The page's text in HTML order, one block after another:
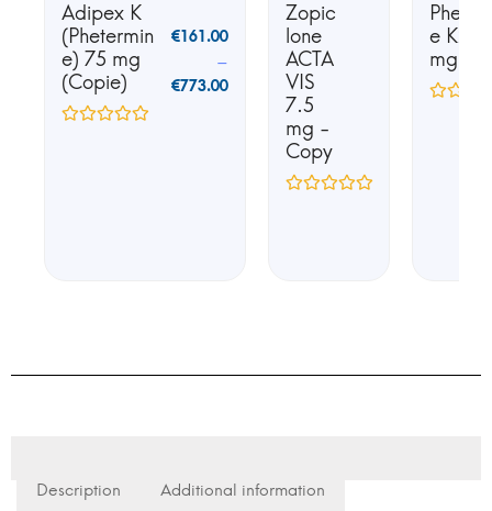
Adipex K
(Phetermin
e) 75 mg
(Copie)
€161.00
–
€773.00
Zopic
lone
ACTA
VIS
7.5
mg -
Copy
e K25
mg
Description Additional information